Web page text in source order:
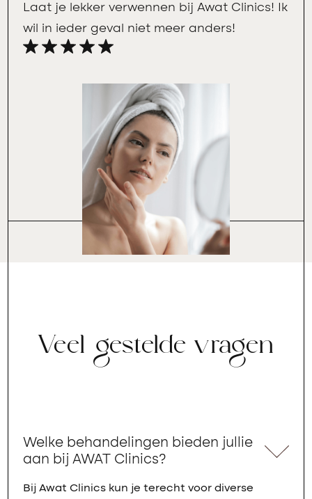
Laat je lekker verwennen bij Awat Clinics! Ik
wil in ieder geval niet meer anders!
Veel gestelde vragen
Welke behandelingen bieden jullie
aan bij AWAT Clinics?
Bij Awat Clinics kun je terecht voor diverse